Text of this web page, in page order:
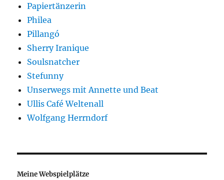
Papiertänzerin
Philea
Pillangó
Sherry Iranique
Soulsnatcher
Stefunny
Unserwegs mit Annette und Beat
Ullis Café Weltenall
Wolfgang Herrndorf
Meine Webspielplätze